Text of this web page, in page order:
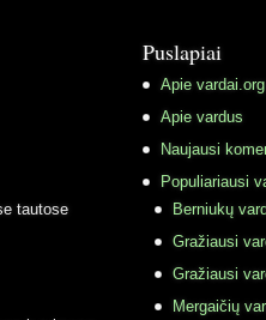
tautose
Puslapiai
Apie vardai.org
Apie vardus
Naujausi
Populiariausi
Berniukų
Gražiausi
Gražiausi
Mergaičių